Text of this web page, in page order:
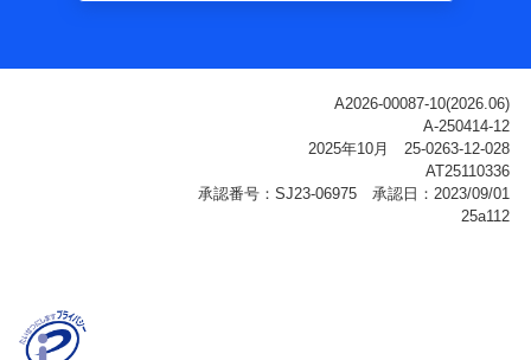
ご契約状態・ご利用履歴インターネット利用時の行動に
関する情報、アプリケーション利用時の行動に関する情
報、購入されたサービスや商品の名称・購入場所・決済
に関する情報、アンケートの回答に関する情報などが含
名、住所、生年月日、性別、保険契約者と被保険者の関
係、保険加入の目的、保険商品の内容、保険料、保険料